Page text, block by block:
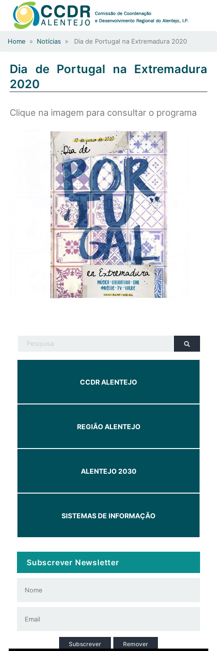
Home » Notícias » Dia de Portugal na Extremadura 2020
Dia de Portugal na Extremadura
2020
Clique na imagem para consultar o programa
CCDR ALENTEJO
REGIÃO ALENTEJO
ALENTEJO 2030
SISTEMAS DE INFORMAÇÃO
Subscrever Newsletter
Subscrever Remover